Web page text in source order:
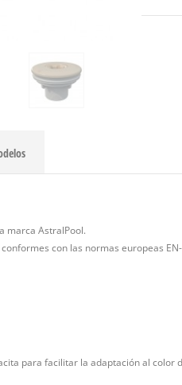
marca AstralPool.
con las normas europeas
para facilitar la adaptación al color